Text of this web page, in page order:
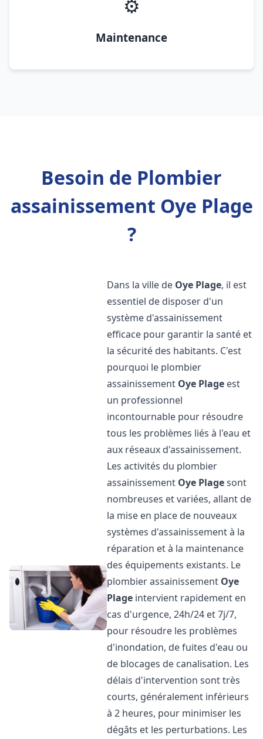
⚙️
Maintenance
Besoin de Plombier
assainissement Oye Plage
?
Dans la ville de Oye Plage, il est
essentiel de disposer d'un
système d'assainissement
efficace pour garantir la santé et
la sécurité des habitants. C'est
pourquoi le plombier
assainissement Oye Plage est
un professionnel
incontournable pour résoudre
tous les problèmes liés à l'eau et
aux réseaux d'assainissement.
Les activités du plombier
assainissement Oye Plagesont
nombreuses et variées, allant de
la mise en place de nouveaux
systèmes d'assainissement à la
réparation et à la maintenance
des équipements existants. Le
plombier assainissement Oye
Plage intervient rapidement en
cas d'urgence, 24h/24 et 7j/7,
pour résoudre les problèmes
d'inondation, de fuites d'eau ou
de blocages de canalisation. Les
délais d'intervention sont très
courts, généralement inférieurs
à 2 heures, pour minimiser les
dégâts et les perturbations. Les